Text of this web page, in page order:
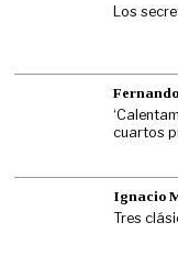
Los
cuartos
Ignacio
Tres